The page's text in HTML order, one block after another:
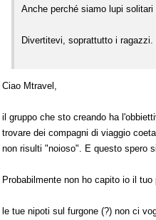
Anche perché siamo lupi solitari
Divertitevi, soprattutto i ragazzi.
Ciao Mtravel,
il gruppo che sto creando ha
trovare dei compagni di viaggio
non risulti "noioso". E questo spero
Probabilmente non ho capito io il tuo
le tue nipoti sul furgone (?) non ci